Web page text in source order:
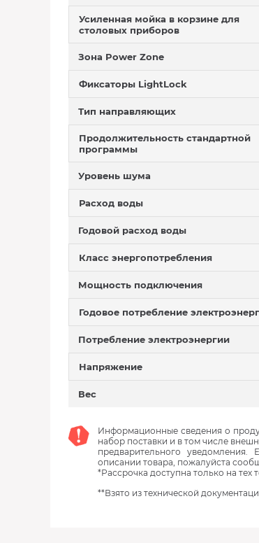
Усиленная мойка в корзине для
столовых приборов
Зона Power Zone
Фиксаторы LightLock
Тип направляющих
Продолжительность стандартной
программы
Уровень шума
Расход воды
Годовой расход воды
Класс энергопотребления
Мощность подключения
Годовое потребление
Потребление электроэнергии
Напряжение
Вес
Информационные сведения о
набор поставки и в том числе
предварительного
описании товара, пожалуйста
*Рассрочка доступна только на тех
**Взято из технической